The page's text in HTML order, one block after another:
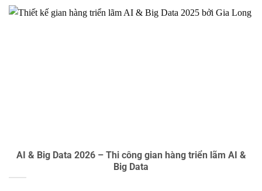
AI & Big Data 2026 – Thi công gian hàng triển lãm AI &
Big Data